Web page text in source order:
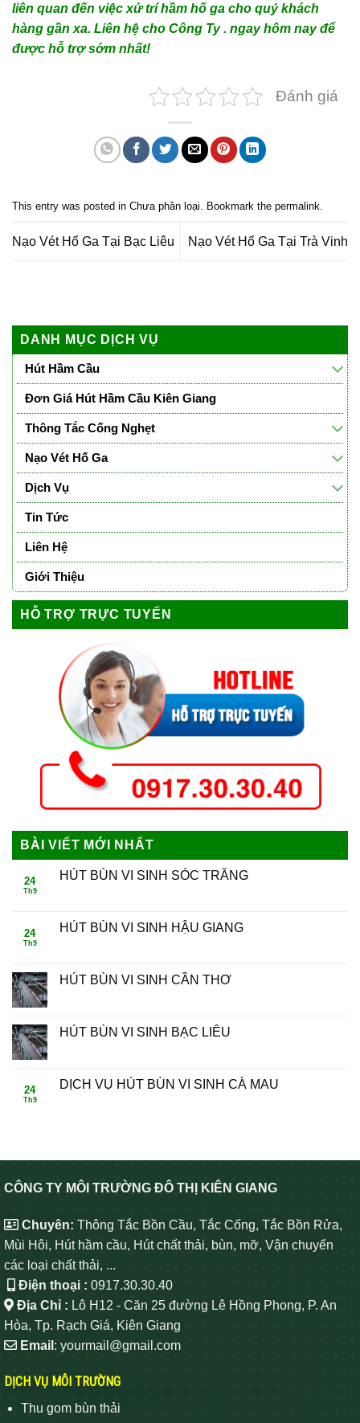
liên quan đến việc xử trí hầm hố ga cho quý khách
hàng gần xa. Liên hệ cho Công Ty . ngay hôm nay để
được hỗ trợ sớm nhất!
Đánh giá
This entry was posted in Chưa phân loại . Bookmark the permalink
Nạo Vét Hố Ga Tại Bạc Liêu Nạo Vét Hố Ga Tại Trà Vinh
DANH MỤC DỊCH VỤ
Hút Hầm Cầu
Đơn Giá Hút Hầm Cầu Kiên Giang
Thông Tắc Cống Nghẹt
Nạo Vét Hố Ga
Dịch Vụ
Tin Tức
Liên Hệ
Giới Thiệu
HỖ TRỢ TRỰC TUYẾN
BÀI VIẾT MỚI NHẤT
24
Th9
HÚT BÙN VI SINH SÓC TRĂNG
24
Th9
HÚT BÙN VI SINH HẬU GIANG
HÚT BÙN VI SINH CẦN THƠ
HÚT BÙN VI SINH BẠC LIÊU
24
Th9
DỊCH VỤ HÚT BÙN VI SINH CÀ MAU
CÔNG TY MÔI TRƯỜNG ĐÔ THỊ KIÊN GIANG
Chuyên: Thông Tắc Bồn Cầu, Tắc Cống, Tắc Bồn Rửa,
Mùi Hôi, Hút hầm cầu, Hút chất thải, bùn, mỡ, Vận chuyển
các loại chất thải, ...
Điện thoại : 0917.30.30.40
Địa Chỉ : Lô H12 - Căn 25 đường Lê Hồng Phong, P. An
Hòa, Tp. Rạch Giá, Kiên Giang
Email : yourmail@gmail.com
DỊCH VỤ MÔI TRƯỜNG
Thu gom bùn thải